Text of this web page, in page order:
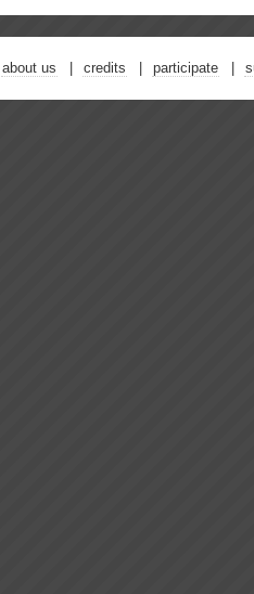
about us credits participate